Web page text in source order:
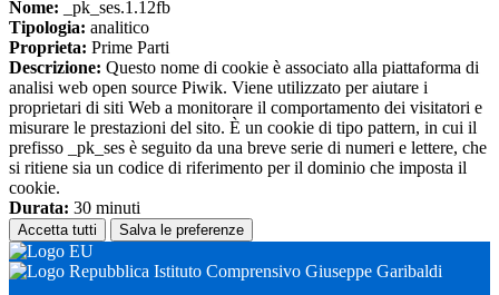
Nome: _pk_ses.1.12fb
Tipologia: analitico
Proprieta: Prime Parti
Descrizione: Questo nome di cookie è associato alla piattaforma di
analisi web open source Piwik. Viene utilizzato per aiutare i
proprietari di siti Web a monitorare il comportamento dei visitatori e
misurare le prestazioni del sito. È un cookie di tipo pattern, in cui il
prefisso _pk_ses è seguito da una breve serie di numeri e lettere, che
si ritiene sia un codice di riferimento per il dominio che imposta il
cookie.
Durata: 30 minuti
Accetta tutti Salva le preferenze
Istituto Comprensivo Giuseppe Garibaldi